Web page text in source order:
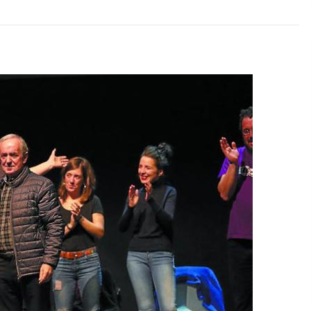
SOINUGELA: Paul McCartney eta
2026/07/03